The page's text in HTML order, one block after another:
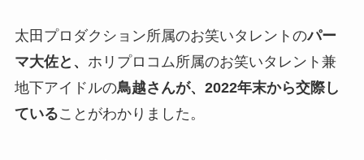
太田プロダクション所属のお笑いタレントのパー
マ大佐と、 ホリプロコム所属のお笑いタレント兼
地下アイドルの鳥越さんが、2022年末から交際し
ていることがわかりました。